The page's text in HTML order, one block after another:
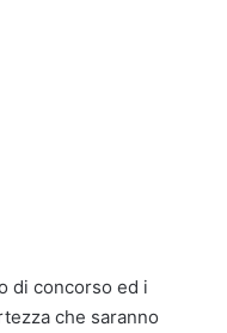
di concorso ed i
che saranno